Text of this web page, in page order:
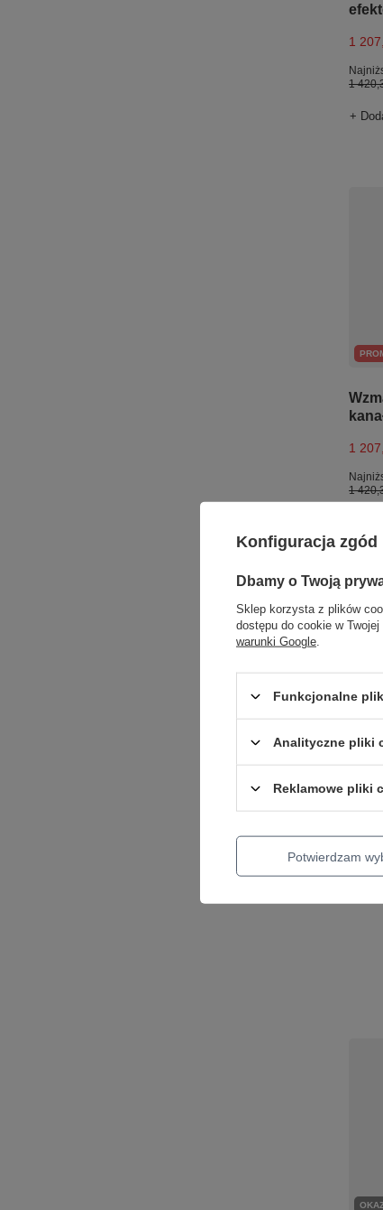
1
1
+
1
1
2
+
Konfiguracja zgód
Dbamy o Twoją
Sklep korzysta z plików
dostępu do cookie w
warunki Google
Funkcjonalne
Analityczne pliki
Reklamowe pliki
Potwierdzam